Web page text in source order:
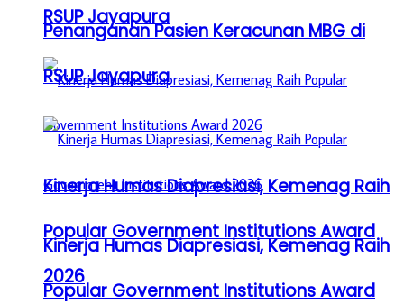
RSUP Jayapura
Kinerja Humas Diapresiasi, Kemenag Raih
Popular Government Institutions Award
2026
Penanganan Pasien Keracunan MBG di
RSUP Jayapura
Kinerja Humas Diapresiasi, Kemenag Raih
Popular Government Institutions Award